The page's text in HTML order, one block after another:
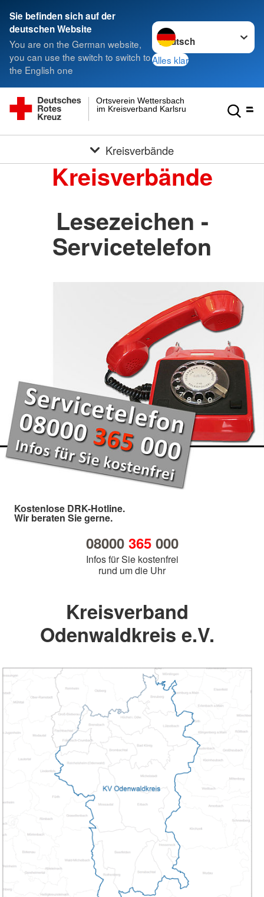
Sie befinden sich auf der
deutschen Website
You are on the German website,
you can use the switch to switch to
the English one
Sprache wechseln zu
Alles klar
im Kreisverband Karlsruhe e.V.
Ortsverein Wettersbach
Kreisverbände
Kreisverbände
Lesezeichen -
Servicetelefon
Kostenlose DRK-Hotline.
Wir beraten Sie gerne.
08000 365000
Infos für Sie kostenfrei
rund um die Uhr
Kreisverband
Odenwaldkreis e.V.